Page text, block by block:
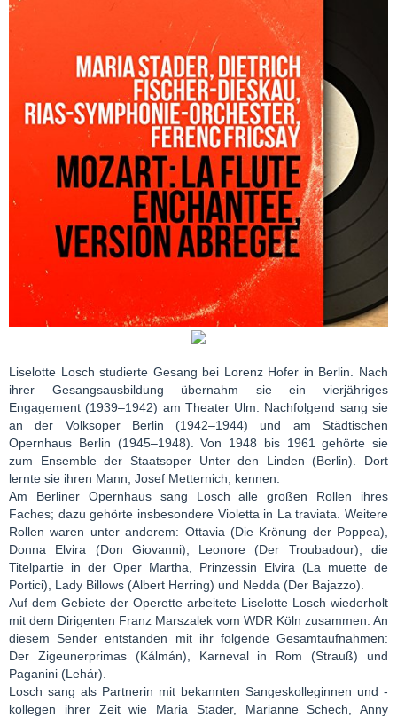
Liselotte Losch studierte Gesang bei Lorenz Hofer in Berlin. Nach
ihrer Gesangsausbildung übernahm sie ein vierjähriges
Engagement (1939–1942) am Theater Ulm. Nachfolgend sang sie
an der Volksoper Berlin (1942–1944) und am Städtischen
Opernhaus Berlin (1945–1948). Von 1948 bis 1961 gehörte sie
zum Ensemble der Staatsoper Unter den Linden (Berlin). Dort
lernte sie ihren Mann, Josef Metternich, kennen.
Am Berliner Opernhaus sang Losch alle großen Rollen ihres
Faches; dazu gehörte insbesondere Violetta in La traviata. Weitere
Rollen waren unter anderem: Ottavia (Die Krönung der Poppea),
Donna Elvira (Don Giovanni), Leonore (Der Troubadour), die
Titelpartie in der Oper Martha, Prinzessin Elvira (La muette de
Portici), Lady Billows (Albert Herring) und Nedda (Der Bajazzo).
Auf dem Gebiete der Operette arbeitete Liselotte Losch wiederholt
mit dem Dirigenten Franz Marszalek vom WDR Köln zusammen. An
diesem Sender entstanden mit ihr folgende Gesamtaufnahmen:
Der Zigeunerprimas (Kálmán), Karneval in Rom (Strauß) und
Paganini (Lehár).
Losch sang als Partnerin mit bekannten Sangeskolleginnen und -
kollegen ihrer Zeit wie Maria Stader, Marianne Schech, Anny